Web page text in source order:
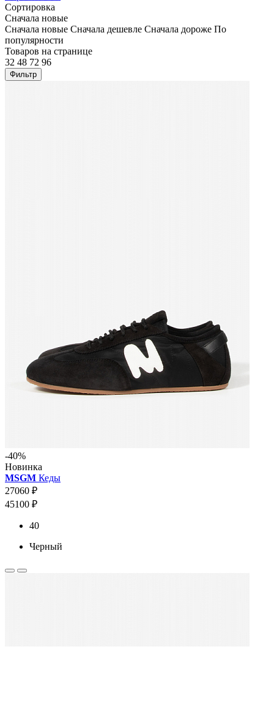
Сортировка
Сначала новые
Сначала новые Сначала дешевле Сначала дороже По
популярности
Товаров на странице
32 48 72 96
Фильтр
-40%
Новинка
MSGM Кеды
27060 ₽
45100 ₽
40
Черный